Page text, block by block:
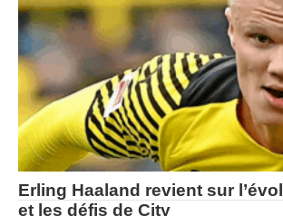
Erling Haaland revient sur
et les défis de City